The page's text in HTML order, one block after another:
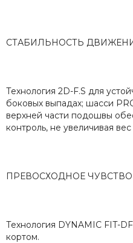
СТАБИЛЬНОСТЬ
Технология 2D-F.S для
боковых выпадах; шасси
верхней части подошвы
контроль, не увеличивая
ПРЕВОСХОДНОЕ
Технология DYNAMIC FIT-
кортом.